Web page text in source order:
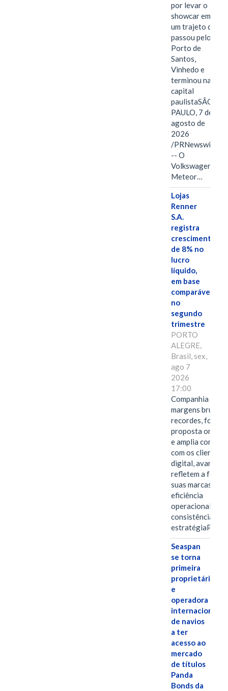
por levar o
showcar em
um trajeto que
passou pelo
Porto de
Santos,
Vinhedo e
terminou na
capital
paulistaSÃO
PAULO, 7 de
agosto de
2026
/PRNewswire/
-- O
Volkswagen
Meteor…
Lojas
Renner
S.A.
registra
crescimento
de 8% no
lucro
líquido,
em base
comparável,
no
segundo
trimestre
PORTO
ALEGRE,
Brasil, sex,
ago 7
2026
17:00
Companhia
margens brutas
recordes,
proposta
e amplia
com os clientes
digital, avanços
refletem a força
suas marcas, a
eficiência
operacional e a
consistência de
Seaspan
se torna
primeira
proprietária
e
operadora
internacional
de navios
a ter
acesso ao
mercado
de títulos
Panda
Bonds da